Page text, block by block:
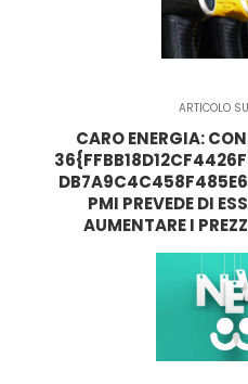
ARTICOLO
CARO ENERGIA:
PMI PREVEDE DI
AUMENTARE I